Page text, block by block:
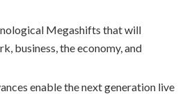
Megashifts that will
business, the economy, and
enable the next generation live